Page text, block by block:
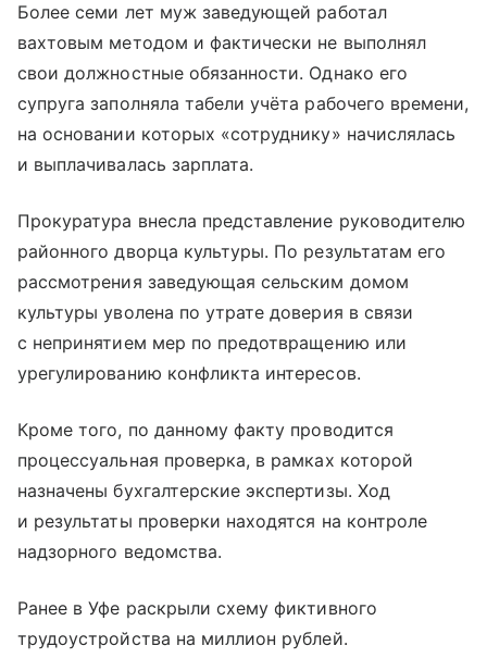
Более семи лет муж заведующей работал
вахтовым методом и фактически не выполнял
свои должностные обязанности. Однако его
супруга заполняла табели учёта рабочего времени,
на основании которых «сотруднику» начислялась
и выплачивалась зарплата.
Прокуратура внесла представление руководителю
районного дворца культуры. По результатам его
рассмотрения заведующая сельским домом
культуры уволена по утрате доверия в связи
с непринятием мер по предотвращению или
урегулированию конфликта интересов.
Кроме того, по данному факту проводится
процессуальная проверка, в рамках которой
назначены бухгалтерские экспертизы. Ход
и результаты проверки находятся на контроле
надзорного ведомства.
Ранее в Уфе раскрыли схему фиктивного
трудоустройства на миллион рублей.